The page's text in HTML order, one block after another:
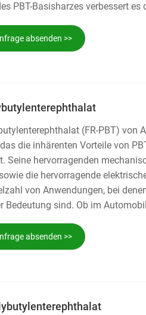
PBT-Basisharzes verbessert
in Bereichen wie
absenden >>
(FR-PBT) von
die inhärenten Vorteile von
Seine hervorragenden
die hervorragende
von Anwendungen, bei
Bedeutung sind. Ob im
erfüllt. Wenn Sie
als auch
absenden >>